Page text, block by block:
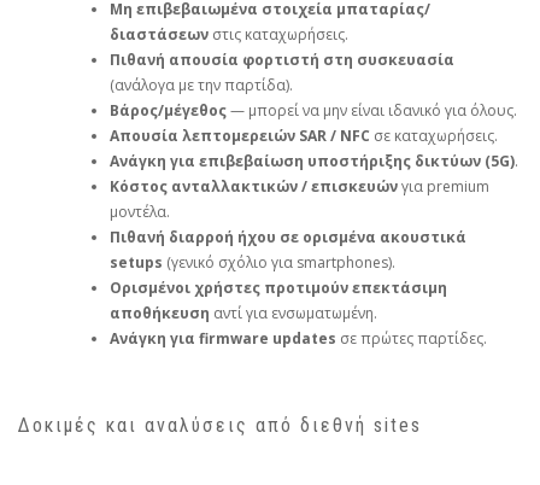
Μη επιβεβαιωμένα στοιχεία μπαταρίας/
διαστάσεων στις καταχωρήσεις.
Πιθανή απουσία φορτιστή στη συσκευασία
(ανάλογα με την παρτίδα).
Βάρος/μέγεθος— μπορεί να μην είναι ιδανικό για όλους.
Απουσία λεπτομερειών SAR / NFC σε καταχωρήσεις.
Ανάγκη για επιβεβαίωση υποστήριξης δικτύων (5G).
Κόστος ανταλλακτικών / επισκευώνγια premium
μοντέλα.
Πιθανή διαρροή ήχου σε ορισμένα ακουστικά
setups (γενικό σχόλιο για smartphones).
Ορισμένοι χρήστες προτιμούν επεκτάσιμη
αποθήκευση αντί για ενσωματωμένη.
Ανάγκη για firmware updates σε πρώτες παρτίδες.
Δοκιμές και αναλύσεις από διεθνή sites